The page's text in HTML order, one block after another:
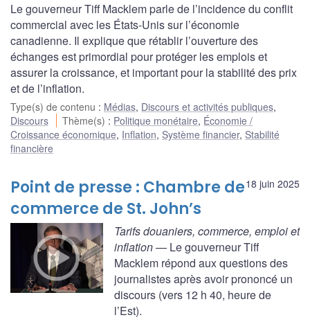
Le gouverneur Tiff Macklem parle de l’incidence du conflit
commercial avec les États-Unis sur l’économie
canadienne. Il explique que rétablir l’ouverture des
échanges est primordial pour protéger les emplois et
assurer la croissance, et important pour la stabilité des prix
et de l’inflation.
Type(s) de contenu : Médias, Discours et activités publiques,
Discours
Thème(s) : Politique monétaire, Économie /
Croissance économique, Inflation, Système financier, Stabilité
financière
18 juin 2025
Point de presse : Chambre de
commerce de St. John’s
Tarifs douaniers, commerce, emploi et
inflation— Le gouverneur Tiff
Macklem répond aux questions des
journalistes après avoir prononcé un
discours (vers 12 h 40, heure de
l’Est).